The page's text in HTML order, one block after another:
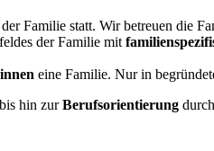
der Familie statt. Wir betreuen die
der Familie mit
eine Familie. Nur in
hin zurBerufsorientierung